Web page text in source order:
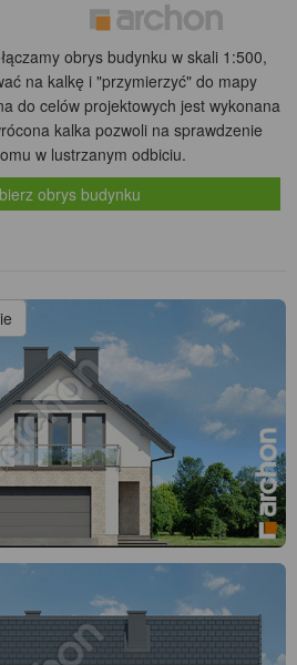
obrys budynku w skali 1:500,
na kalkę i "przymierzyć" do mapy
do celów projektowych jest wykonana
kalka pozwoli na sprawdzenie
w lustrzanym odbiciu.
obrys budynku